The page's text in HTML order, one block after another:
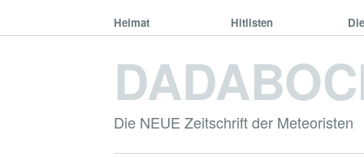
Heimat Hitlisten
Die NEUE Zeitschrift der Meteoristen